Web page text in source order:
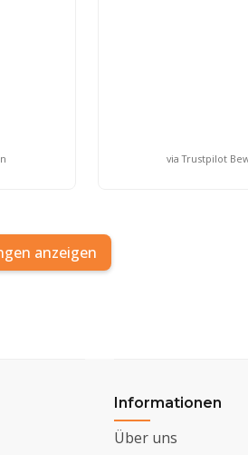
via Trustpilot
anzeigen
Informationen
Über uns